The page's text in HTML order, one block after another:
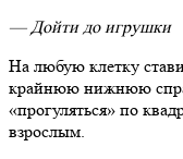
— Дойти до игрушки
На любую клетку
крайнюю нижнюю
«прогуляться» по
взрослым.